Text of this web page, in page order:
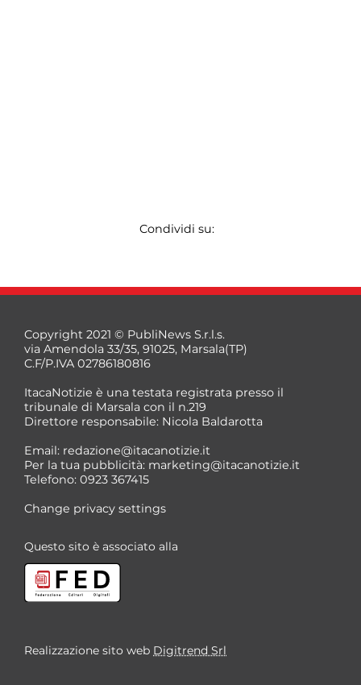
Condividi su:
Copyright 2021 © PubliNews S.r.l.s.
via Amendola 33/35, 91025, Marsala(TP)
C.F/P.IVA 02786180816
ItacaNotizie è una testata registrata presso il
tribunale di Marsala con il n.219
Direttore responsabile: Nicola Baldarotta
Email: redazione@itacanotizie.it
Per la tua pubblicità: marketing@itacanotizie.it
Telefono: 0923 367415
Change privacy settings
Questo sito è associato alla
Realizzazione sito web Digitrend Srl